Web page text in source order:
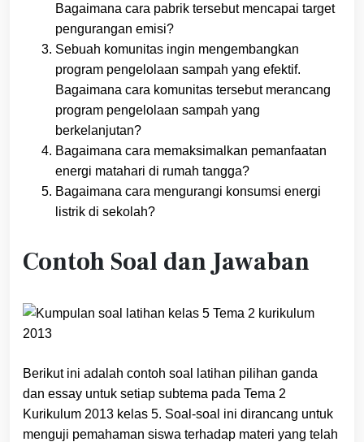
Bagaimana cara pabrik tersebut mencapai target
pengurangan emisi?
Sebuah komunitas ingin mengembangkan
program pengelolaan sampah yang efektif.
Bagaimana cara komunitas tersebut merancang
program pengelolaan sampah yang
berkelanjutan?
Bagaimana cara memaksimalkan pemanfaatan
energi matahari di rumah tangga?
Bagaimana cara mengurangi konsumsi energi
listrik di sekolah?
Contoh Soal dan Jawaban
Berikut ini adalah contoh soal latihan pilihan ganda
dan essay untuk setiap subtema pada Tema 2
Kurikulum 2013 kelas 5. Soal-soal ini dirancang untuk
menguji pemahaman siswa terhadap materi yang telah